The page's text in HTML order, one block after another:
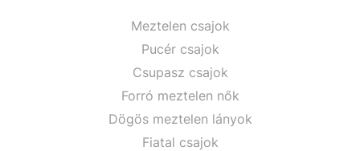
Meztelen csajok
Pucér csajok
Csupasz csajok
Forró meztelen nők
Dögös meztelen lányok
Fiatal csajok